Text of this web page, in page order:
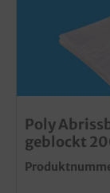
Poly
geblockt